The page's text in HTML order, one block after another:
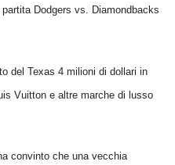
Dodgers vs. Diamondbacks
del Texas 4 milioni di dollari in
Vuitton e altre marche di lusso
convinto che una vecchia